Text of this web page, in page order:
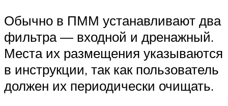
Обычно в ПММ устанавливают два
фильтра — входной и дренажный.
Места их размещения указываются
в инструкции, так как пользователь
должен их периодически очищать.